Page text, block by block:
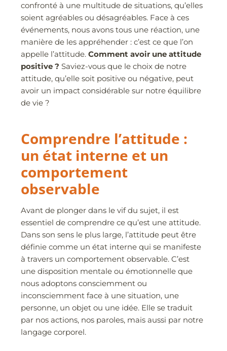
confronté à une multitude de situations, qu’elles
soient agréables ou désagréables. Face à ces
événements, nous avons tous une réaction, une
manière de les appréhender : c’est ce que l’on
appelle l’attitude.Comment avoir une attitude
positive ? Saviez-vous que le choix de notre
attitude, qu’elle soit positive ou négative, peut
avoir un impact considérable sur notre équilibre
de vie ?
Comprendre l’attitude :
un état interne et un
comportement
observable
Avant de plonger dans le vif du sujet, il est
essentiel de comprendre ce qu’est une attitude.
Dans son sens le plus large, l’attitude peut être
définie comme un état interne qui se manifeste
à travers un comportement observable. C’est
une disposition mentale ou émotionnelle que
nous adoptons consciemment ou
inconsciemment face à une situation, une
personne, un objet ou une idée. Elle se traduit
par nos actions, nos paroles, mais aussi par notre
langage corporel.